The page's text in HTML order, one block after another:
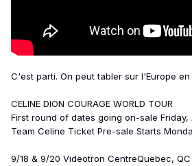
C'est parti. On peut tabler sur l'Europe en
CELINE DION COURAGE WORLD TOUR
First round of dates going on-sale Friday,
Team Celine Ticket Pre-sale Starts
9/18 & 9/20 Videotron CentreQuebec, QC